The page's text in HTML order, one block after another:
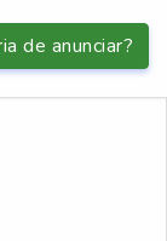
de anunciar?